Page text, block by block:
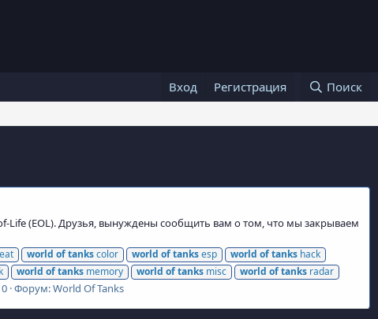
Вход Регистрация Поиск
Life (EOL). Друзья, вынуждены сообщить вам о том, что мы закрываем
world oftankscolor world oftanksesp world oftanks hack
world oftanks memory world oftanks misc world oftanks radar
Форум:World Of Tanks